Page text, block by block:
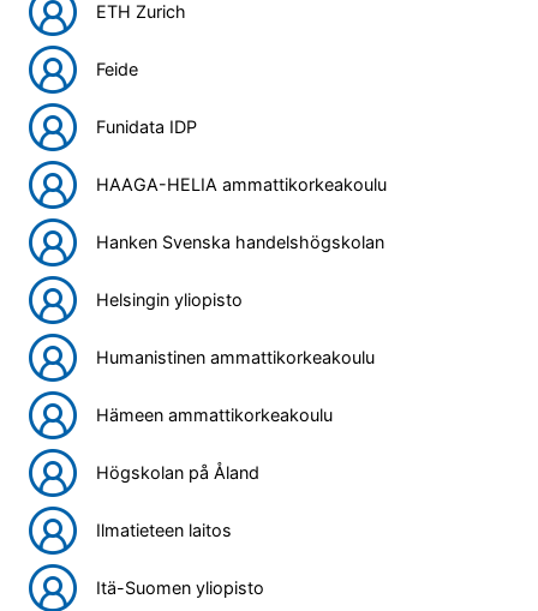
ETH Zurich
Feide
Funidata IDP
HAAGA-HELIA ammattikorkeakoulu
Hanken Svenska handelshögskolan
Helsingin yliopisto
Humanistinen ammattikorkeakoulu
Hämeen ammattikorkeakoulu
Högskolan på Åland
Ilmatieteen laitos
Itä-Suomen yliopisto